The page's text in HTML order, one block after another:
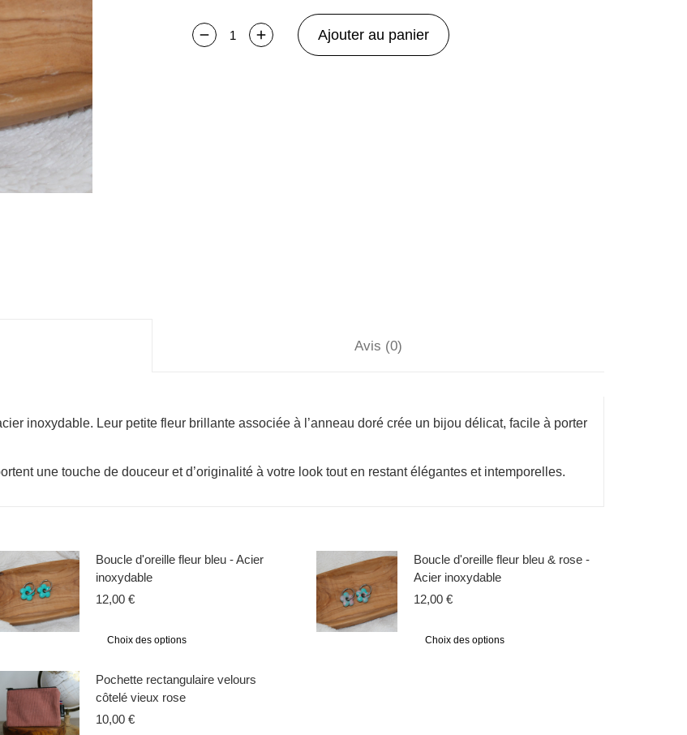
Ajouter au panier
Avis (0)
inoxydable. Leur petite fleur brillante associée à l’anneau doré crée un bijou délicat, facile à porter
une touche de douceur et d’originalité à votre look tout en restant élégantes et intemporelles.
Boucle d'oreille fleur bleu - Acier
inoxydable
12,00 €
Choix des options
Boucle d'oreille fleur bleu & rose -
Acier inoxydable
12,00€
Choix des options
Pochette rectangulaire velours
côtelé vieux rose
10,00 €